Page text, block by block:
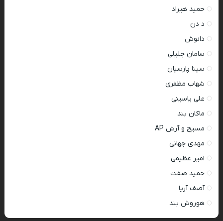
حمید هیراد
د دن
دانوش
سامان جلیلی
سینا پارسیان
شهاب مظفری
علی یاسینی
ماکان بند
مسیح و آرش AP
مهدی جهانی
امیر عظیمی
حمید صفت
آصف آریا
هوروش بند